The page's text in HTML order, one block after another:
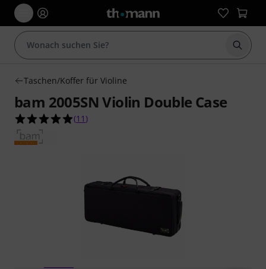
Suche
Taschen/Koffer für Violine
bam 2005SN Violin Double Case
4.9 von 5 Sternen aus 11 Kundenbewertungen
(11 )